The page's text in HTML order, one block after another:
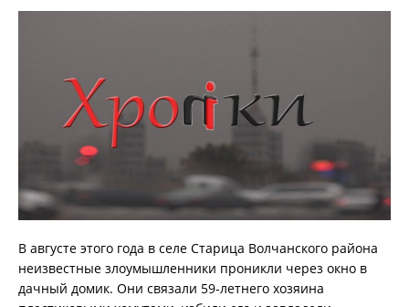
В августе этого года в селе Старица Волчанского района
неизвестные злоумышленники проникли через окно в
дачный домик. Они связали 59-летнего хозяина